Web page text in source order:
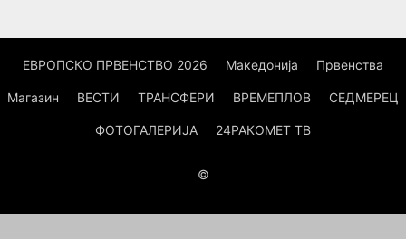
ЕВРОПСКО ПРВЕНСТВО 2026 Македонија Првенства
Магазин ВЕСТИ ТРАНСФЕРИ ВРЕМЕПЛОВ СЕДМЕРЕЦ
ФОТОГАЛЕРИЈА 24РАКОМЕТ ТВ
©